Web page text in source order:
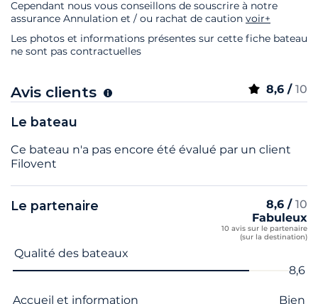
Cependant nous vous conseillons de souscrire à notre
assurance Annulation et / ou rachat de caution voir+
Les photos et informations présentes sur cette fiche bateau
ne sont pas contractuelles
Avis clients 8,6 / 10
Le bateau
Ce bateau n'a pas encore été évalué par un client
Filovent
Le partenaire 8,6 / 10
Fabuleux
10 avis sur le partenaire
(sur la destination)
Nom du critère Note
Qualité des bateaux
8,6
Accueil et information Bien